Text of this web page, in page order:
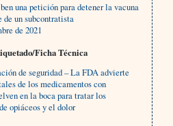
una petición para detener la vacuna
de un subcontratista
de 2021
Ficha Técnica
de seguridad – La FDA advierte
de los medicamentos con
en la boca para tratar los
opiáceos y el dolor